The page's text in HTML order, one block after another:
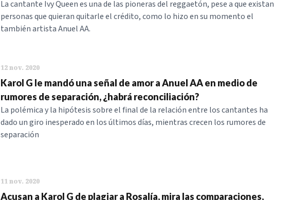
La cantante Ivy Queen es una de las pioneras del reggaetón, pese a que existan
personas que quieran quitarle el crédito, como lo hizo en su momento el
también artista Anuel AA.
12 nov. 2020
Karol G le mandó una señal de amor a Anuel AA en medio de
rumores de separación, ¿habrá reconciliación?
La polémica y la hipótesis sobre el final de la relación entre los cantantes ha
dado un giro inesperado en los últimos días, mientras crecen los rumores de
separación
11 nov. 2020
Acusan a Karol G de plagiar a Rosalía, mira las comparaciones,